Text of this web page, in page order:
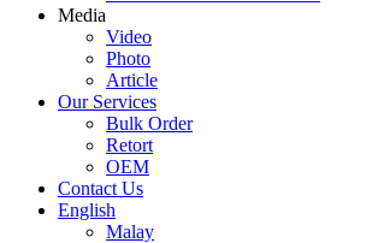
Media
Video
Photo
Article
Our Services
Bulk Order
Retort
OEM
Contact Us
English
Malay